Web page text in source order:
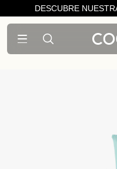
DESCUBRE